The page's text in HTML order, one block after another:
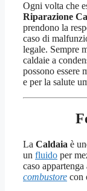
Ogni volta che
Riparazione
prendono la
caso di
legale. Sempre
caldaie a
possono essere
e per la salute
La Caldaia è
un fluido per
caso appartenga
combustore con